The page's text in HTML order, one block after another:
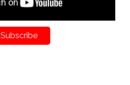
Subscribe